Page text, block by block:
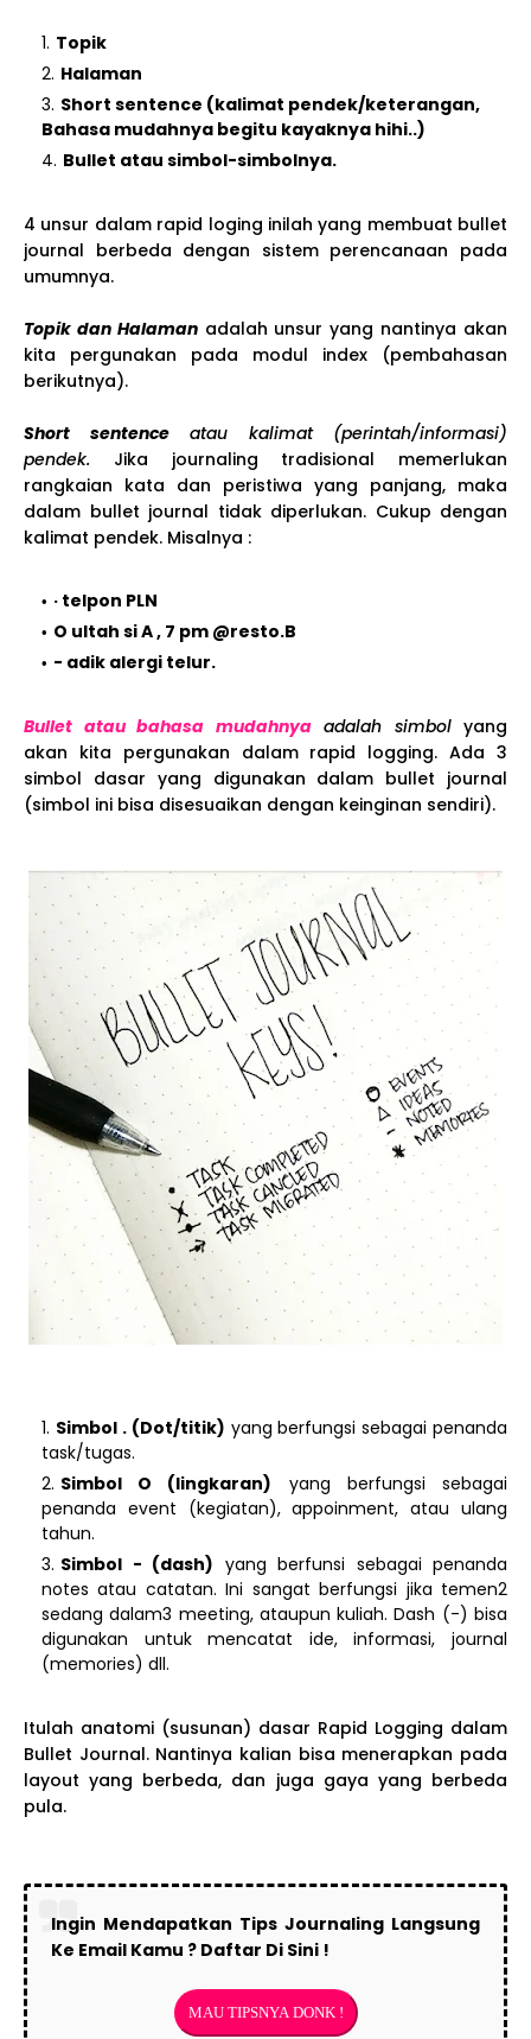
Topik
Halaman
Short sentence (kalimat pendek/keterangan,
Bahasa mudahnya begitu kayaknya hihi..)
Bullet atau simbol-simbolnya.
4 unsur dalam rapid loging inilah yang membuat bullet
journal berbeda dengan sistem perencanaan pada
umumnya.
Topik dan Halamanadalah unsur yang nantinya akan
kita pergunakan pada modul index (pembahasan
berikutnya).
Short sentenceatau kalimat (perintah/informasi)
pendek. Jika journaling tradisional memerlukan
rangkaian kata dan peristiwa yang panjang, maka
dalam bullet journal tidak diperlukan. Cukup dengan
kalimat pendek. Misalnya :
· telpon PLN
O ultah si A , 7 pm @resto.B
- adik alergi telur.
Bullet atau bahasa mudahnyaadalah simbolyang
akan kita pergunakan dalam rapid logging. Ada 3
simbol dasar yang digunakan dalam bullet journal
(simbol ini bisa disesuaikan dengan keinginan sendiri).
Simbol . (Dot/titik) yang berfungsi sebagai penanda
task/tugas.
Simbol O (lingkaran) yang berfungsi sebagai
penanda event (kegiatan), appoinment, atau ulang
tahun.
Simbol - (dash) yang berfunsi sebagai penanda
notes atau catatan. Ini sangat berfungsi jika temen2
sedang dalam3 meeting, ataupun kuliah. Dash (-) bisa
digunakan untuk mencatat ide, informasi, journal
(memories) dll.
Itulah anatomi (susunan) dasar Rapid Logging dalam
Bullet Journal. Nantinya kalian bisa menerapkan pada
layout yang berbeda, dan juga gaya yang berbeda
pula.
Ingin Mendapatkan Tips Journaling Langsung
Ke Email Kamu ? Daftar Di Sini !